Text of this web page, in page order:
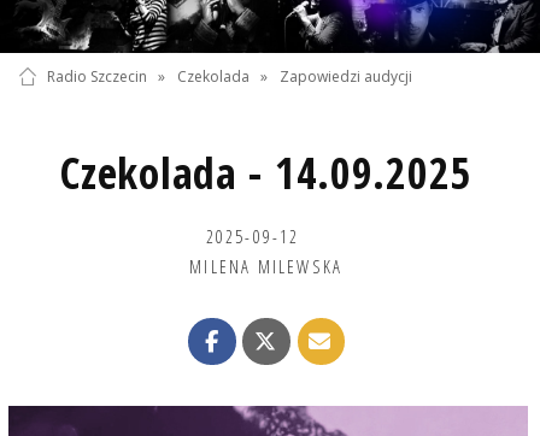
Radio Szczecin » Czekolada » Zapowiedzi audycji
Czekolada - 14.09.2025
2025-09-12
MILENA MILEWSKA